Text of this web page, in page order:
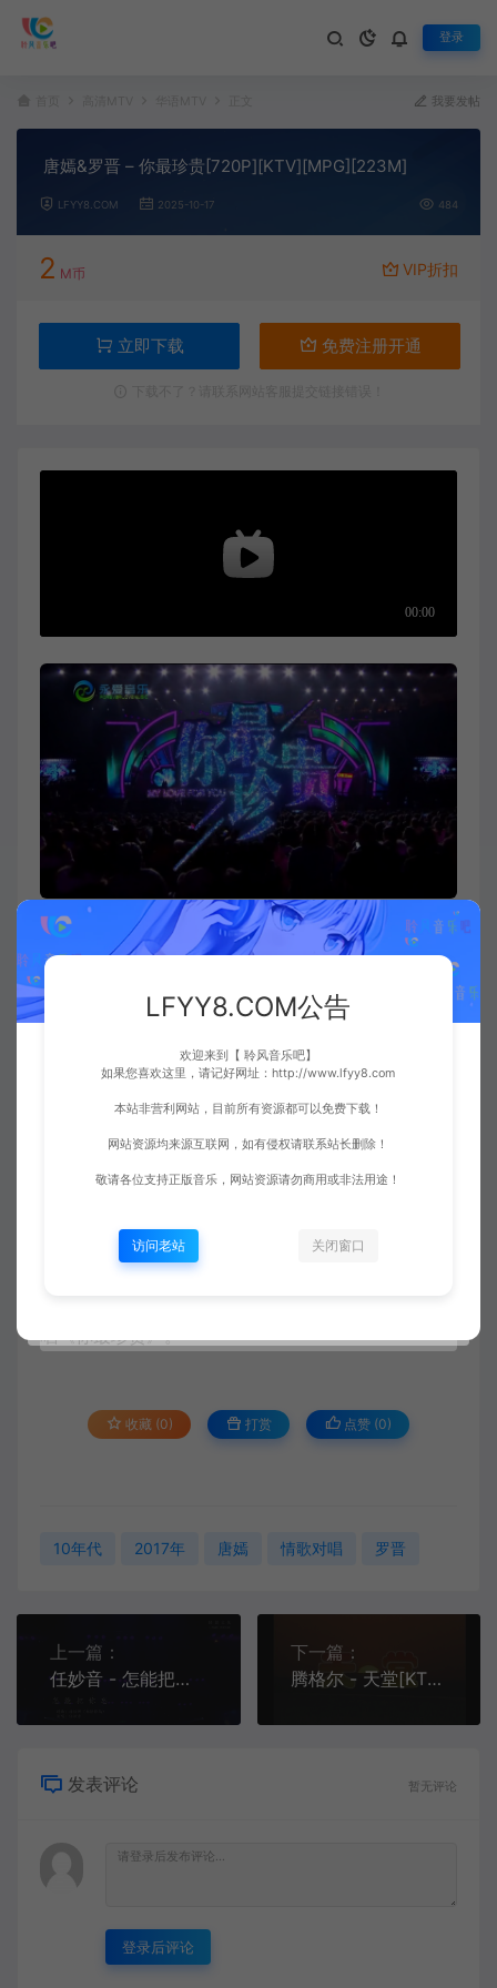
登录
我要发帖
唐嫣&罗晋 – 你最珍贵[720P][KTV][MPG][223M]
LFYY8.COM 2025-10-17 484
2 M币 VIP折扣
立即下载 免费注册开通
歌曲简介：
唱《你最珍贵》。
收藏 (0) 打赏 点赞 (0)
10年代 2017年 唐嫣 情歌对唱 罗晋
上一篇：
任妙音 - 怎能把你忘[1080P][KTV][MPG][493M]
下一篇：
腾格尔 - 天堂[KTV][VOB][205M]
发表评论 暂无评论
登录后评论
LFYY8.COM公告
欢迎来到【 聆风音乐吧】
如果您喜欢这里，请记好网址：http://www.lfyy8.com
本站非营利网站，目前所有资源都可以免费下载！
网站资源均来源互联网，如有侵权请联系站长删除！
敬请各位支持正版音乐，网站资源请勿商用或非法用途！
访问老站 关闭窗口